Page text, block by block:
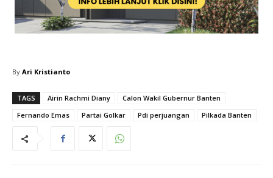
By Ari Kristianto
TAGS Airin Rachmi Diany
Calon Wakil Gubernur Banten
Fernando Emas
Partai Golkar Pdi perjuangan Pilkada Banten